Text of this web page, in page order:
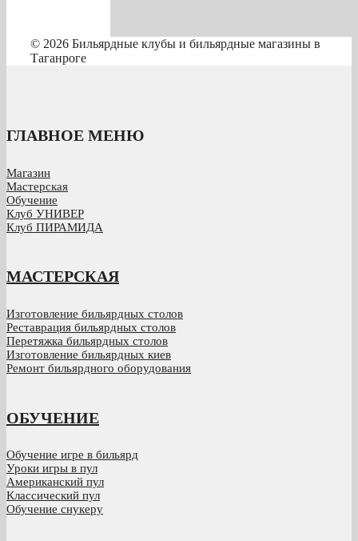
© 2026 Бильярдные клубы и бильярдные магазины в
Таганроге
ГЛАВНОЕ МЕНЮ
Магазин
Мастерская
Обучение
Клуб УНИВЕР
Клуб ПИРАМИДА
МАСТЕРСКАЯ
Изготовление бильярдных столов
Реставрация бильярдных столов
Перетяжка бильярдных столов
Изготовление бильярдных киев
Ремонт бильярдного оборудования
ОБУЧЕНИЕ
Обучение игре в бильярд
Уроки игры в пул
Американский пул
Классический пул
Обучение снукеру